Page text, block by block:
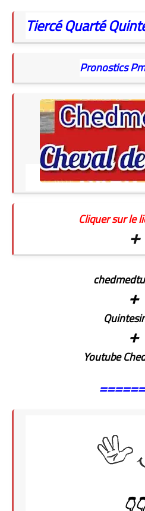
TiercéQuarté
Pronostics
Cliquer sur le
+
+
+
Youtube